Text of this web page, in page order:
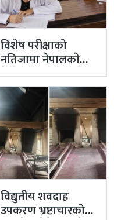
विशेष परीक्षाको
नतिजामा नेपालकाे
मेडिकल शिक्षाको
गुणस्तर अब्बल
विद्युतीय शवदाह
उपकरण भ्रष्टाचारको